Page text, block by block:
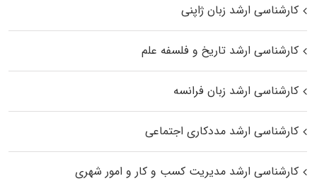
کارشناسی ارشد زبان ژاپنی
کارشناسی ارشد تاریخ و فلسفه علم
کارشناسی ارشد زبان فرانسه
کارشناسی ارشد مددکاری اجتماعی
کارشناسی ارشد مدیریت کسب و کار و امور شهری